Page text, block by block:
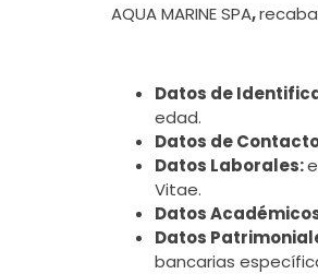
AQUA MARINE SPA,
Datos de
edad.
Datos de
Datos Laborales:
Vitae.
Datos
Datos
bancarias